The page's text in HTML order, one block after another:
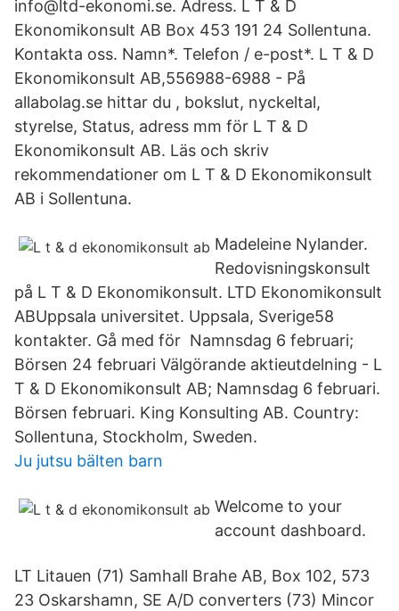
info@ltd-ekonomi.se. Adress. L T & D
Ekonomikonsult AB Box 453 191 24 Sollentuna.
Kontakta oss. Namn*. Telefon / e-post*. L T & D
Ekonomikonsult AB,556988-6988 - På
allabolag.se hittar du , bokslut, nyckeltal,
styrelse, Status, adress mm för L T & D
Ekonomikonsult AB. Läs och skriv
rekommendationer om L T & D Ekonomikonsult
AB i Sollentuna.
Madeleine Nylander.
Redovisningskonsult
på L T & D Ekonomikonsult. LTD Ekonomikonsult
ABUppsala universitet. Uppsala, Sverige58
kontakter. Gå med för Namnsdag 6 februari;
Börsen 24 februari Välgörande aktieutdelning - L
T & D Ekonomikonsult AB; Namnsdag 6 februari.
Börsen februari. King Konsulting AB. Country:
Sollentuna, Stockholm, Sweden.
Ju jutsu bälten barn
Welcome to your
account dashboard.
LT Litauen (71) Samhall Brahe AB, Box 102, 573
23 Oskarshamn, SE A/D converters (73) Mincor